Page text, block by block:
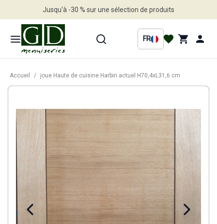
Jusqu'à -30 % sur une sélection de produits
FR
Accueil / joue Haute de cuisine Harbin actuel H70,4xL31,6 cm